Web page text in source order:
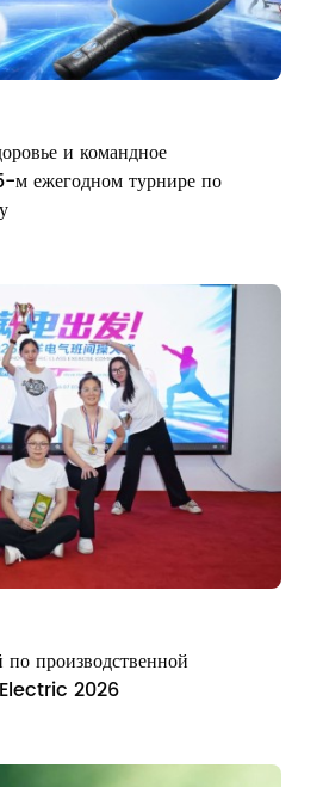
и командное
м ежегодном турнире по
производственной
2026